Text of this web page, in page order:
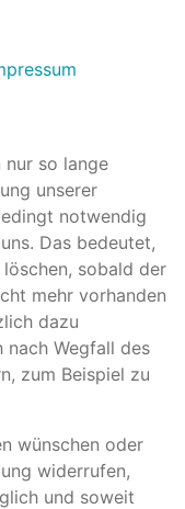
nur so lange
unserer
notwendig
Das bedeutet,
sobald der
mehr vorhanden
dazu
Wegfall des
zum Beispiel zu
wünschen oder
widerrufen,
und soweit